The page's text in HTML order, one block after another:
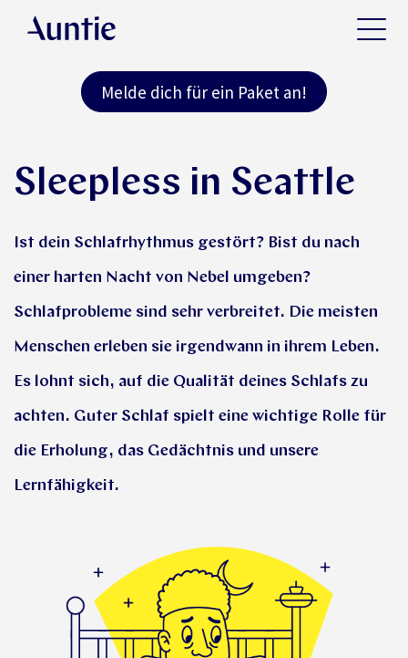
Melde dich für ein Paket an!
Sleepless in Seattle
Ist dein Schlafrhythmus gestört? Bist du nach
einer harten Nacht von Nebel umgeben?
Schlafprobleme sind sehr verbreitet. Die meisten
Menschen erleben sie irgendwann in ihrem Leben.
Es lohnt sich, auf die Qualität deines Schlafs zu
achten. Guter Schlaf spielt eine wichtige Rolle für
die Erholung, das Gedächtnis und unsere
Lernfähigkeit.